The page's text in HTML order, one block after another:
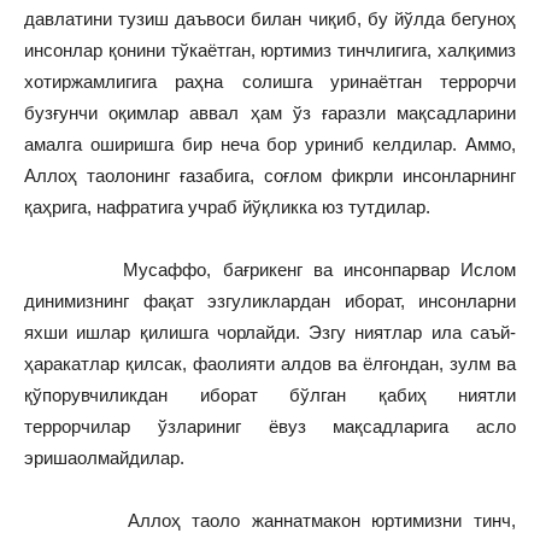
давлатини тузиш даъвоси билан чиқиб, бу йўлда бегуноҳ
инсонлар қонини тўкаётган, юртимиз тинчлигига, халқимиз
хотиржамлигига раҳна солишга уринаётган террорчи
бузғунчи оқимлар аввал ҳам ўз ғаразли мақсадларини
амалга оширишга бир неча бор уриниб келдилар. Аммо,
Аллоҳ таолонинг ғазабига, соғлом фикрли инсонларнинг
қаҳрига, нафратига учраб йўқликка юз тутдилар.
Мусаффо, бағрикенг ва инсонпарвар Ислом
динимизнинг фақат эзгуликлардан иборат, инсонларни
яхши ишлар қилишга чорлайди. Эзгу ниятлар ила саъй-
ҳаракатлар қилсак, фаолияти алдов ва ёлғондан, зулм ва
қўпорувчиликдан иборат бўлган қабиҳ ниятли
террорчилар ўзлариниг ёвуз мақсадларига асло
эришаолмайдилар.
Аллоҳ таоло жаннатмакон юртимизни тинч,